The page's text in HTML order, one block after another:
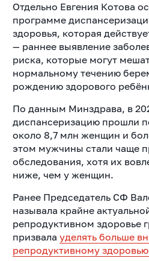
Отдельно Евгения Котова
программе
здоровья, которая
— раннее выявление
риска, которые могут
нормальному течению
рождению здорового
По данным Минздрава, в
диспансеризацию прошли
около 8,7 млн женщин и
этом мужчины стали чаще
обследования, хотя их
ниже, чем у женщин.
Ранее Председатель СФ
называла крайне
репродуктивном здоровье
призвала уделять больше
репродуктивному